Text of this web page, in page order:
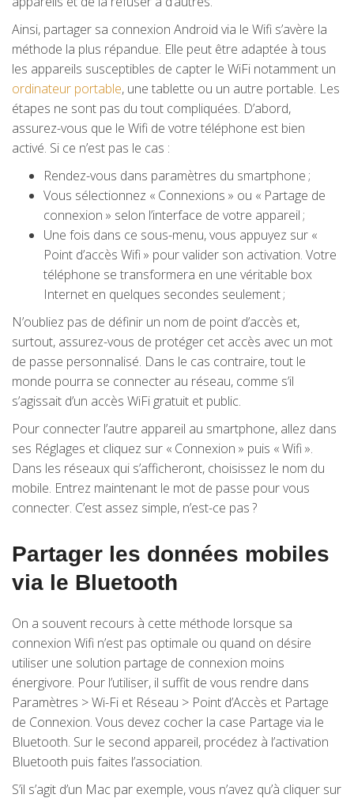
Ainsi, partager sa connexion Android via le Wifi s’avère la
méthode la plus répandue. Elle peut être adaptée à tous
les appareils susceptibles de capter le WiFi notamment un
ordinateur portable, une tablette ou un autre portable. Les
étapes ne sont pas du tout compliquées. D’abord,
assurez-vous que le Wifi de votre téléphone est bien
activé. Si ce n’est pas le cas :
Rendez-vous dans paramètres du smartphone ;
Vous sélectionnez « Connexions » ou « Partage de
connexion » selon l’interface de votre appareil ;
Une fois dans ce sous-menu, vous appuyez sur «
Point d’accès Wifi » pour valider son activation. Votre
téléphone se transformera en une véritable box
Internet en quelques secondes seulement ;
N’oubliez pas de définir un nom de point d’accès et,
surtout, assurez-vous de protéger cet accès avec un mot
de passe personnalisé. Dans le cas contraire, tout le
monde pourra se connecter au réseau, comme s’il
s’agissait d’un accès WiFi gratuit et public.
Pour connecter l’autre appareil au smartphone, allez dans
ses Réglages et cliquez sur « Connexion » puis « Wifi ».
Dans les réseaux qui s’afficheront, choisissez le nom du
mobile. Entrez maintenant le mot de passe pour vous
connecter. C’est assez simple, n’est-ce pas ?
Partager les données mobiles
via le Bluetooth
On a souvent recours à cette méthode lorsque sa
connexion Wifi n’est pas optimale ou quand on désire
utiliser une solution partage de connexion moins
énergivore. Pour l’utiliser, il suffit de vous rendre dans
Paramètres > Wi-Fi et Réseau > Point d’Accès et Partage
de Connexion. Vous devez cocher la case Partage via le
Bluetooth. Sur le second appareil, procédez à l’activation
Bluetooth puis faites l’association.
S’il s’agit d’un Mac par exemple, vous n’avez qu’à cliquer sur